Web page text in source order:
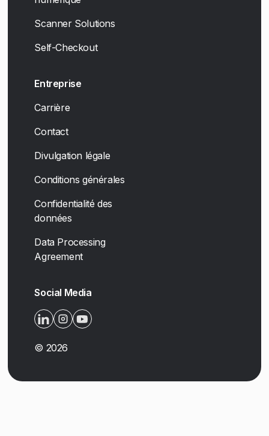
Scanner Solutions
Self-Checkout
Entreprise
Carrière
Contact
Divulgation légale
Conditions générales
Confidentialité des
données
Data Processing
Agreement
Social Media
© 2026